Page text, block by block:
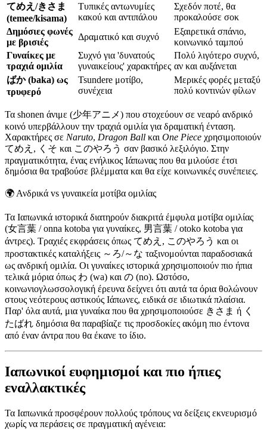
てめえ/きさま
(temee/kisama)
Τυπικές αντωνυμίες
κακού και αντιπάλου
Σχεδόν ποτέ, θα
προκαλούσε σοκ
Δημόσιες φωνές
με βρισιές
Δραματικό και συχνό
Εξαιρετικά σπάνιο,
κοινωνικό ταμπού
Γυναίκες με
τραχιά ομιλία
Συχνό για 'δυνατούς
γυναικείους' χαρακτήρες
Πολύ λιγότερο συχνό,
αν και αυξάνεται
ばか (baka) ως
τρυφερό
Tsundere μοτίβο,
συνέχεια
Μερικές φορές μεταξύ
πολύ κοντινών φίλων
Τα shonen άνιμε (少年アニメ) που στοχεύουν σε νεαρό ανδρικό
κοινό υπερβάλλουν την τραχιά ομιλία για δραματική ένταση.
Χαρακτήρες σε Naruto, Dragon Ball και One Piece χρησιμοποιούν
てめえ, くそ και このやろう σαν βασικό λεξιλόγιο. Στην
πραγματικότητα, ένας ενήλικος Ιάπωνας που θα μιλούσε έτσι
δημόσια θα τραβούσε βλέμματα και θα είχε κοινωνικές συνέπειες.
🌍 Ανδρικά vs γυναικεία μοτίβα ομιλίας
Τα Ιαπωνικά ιστορικά διατηρούν διακριτά έμφυλα μοτίβα ομιλίας
(女言葉 / onna kotoba για γυναίκες, 男言葉 / otoko kotoba για
άντρες). Τραχιές εκφράσεις όπως てめえ, このやろう και οι
προστακτικές καταλήξεις ～ろ/～な ταξινομούνται παραδοσιακά
ως ανδρική ομιλία. Οι γυναίκες ιστορικά χρησιμοποιούν πιο ήπια
τελικά μόρια όπως わ (wa) και の (no). Ωστόσο,
κοινωνιογλωσσολογική έρευνα δείχνει ότι αυτά τα όρια θολώνουν
στους νεότερους αστικούς Ιάπωνες, ειδικά σε ιδιωτικά πλαίσια.
Παρ' όλα αυτά, μια γυναίκα που θα χρησιμοποιούσε きさま ή く
たばれ δημόσια θα παραβίαζε τις προσδοκίες ακόμη πιο έντονα
από έναν άντρα που θα έκανε το ίδιο.
Ιαπωνικοί ευφημισμοί και πιο ήπιες
εναλλακτικές
Τα Ιαπωνικά προσφέρουν πολλούς τρόπους να δείξεις εκνευρισμό
χωρίς να περάσεις σε πραγματική αγένεια: